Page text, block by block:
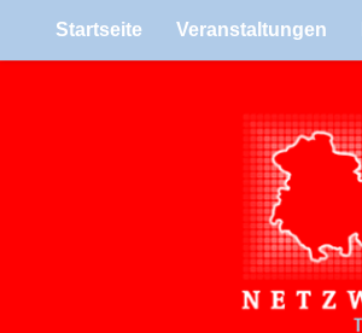
Zum Inhalt springen
Start­seite Ver­an­stal­tun­gen